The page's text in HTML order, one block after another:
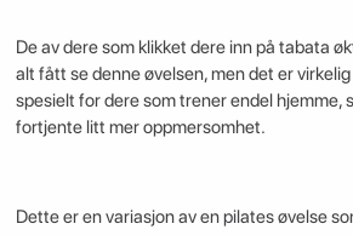
De av dere som klikket dere inn på tabata
alt fått se denne øvelsen, men det er
spesielt for dere som trener endel hjemme,
fortjente litt mer oppmersomhet.
Dette er en variasjon av en pilates øvelse